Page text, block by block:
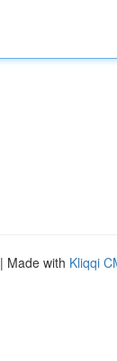
| Made with Kliqqi